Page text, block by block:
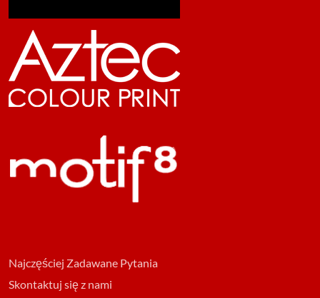
Najczęściej Zadawane Pytania
Skontaktuj się z nami